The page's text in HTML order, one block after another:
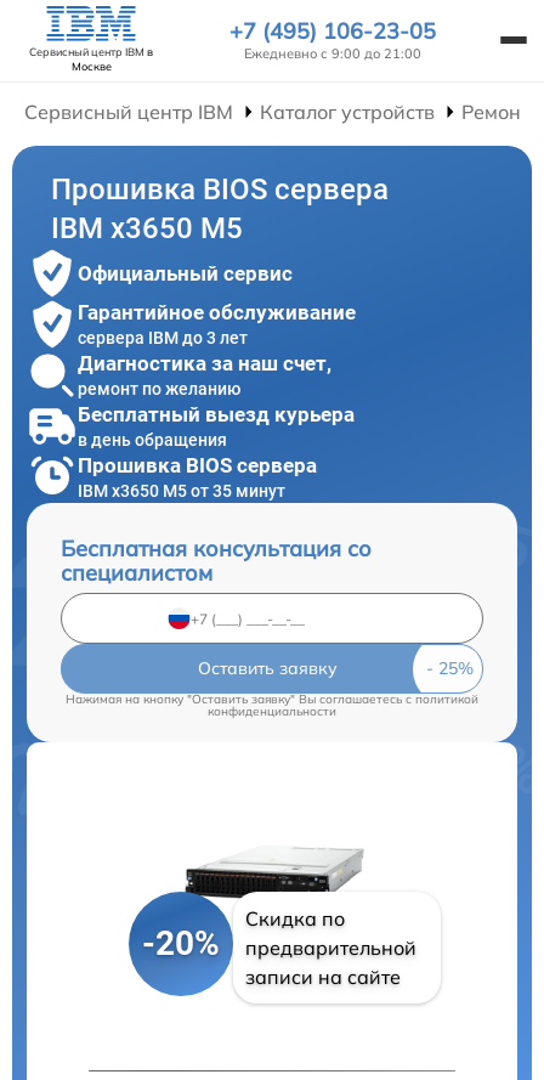
Сервисный центр IBM в
Москве
+7 (495) 106-23-05
Ежедневно с 9:00 до 21:00
Сервисный центр IBM Каталог устройств Ремонт
Прошивка BIOS сервера
IBM x3650 M5
Официальный сервис
Гарантийное обслуживание
сервера IBM до 3 лет
Диагностика за наш счет,
ремонт по желанию
Бесплатный выезд курьера
в день обращения
Прошивка BIOS сервера
IBM x3650 M5 от 35 минут
Бесплатная консультация со
специалистом
Оставить заявку
Нажимая на кнопку "Оставить заявку" Вы соглашаетесь c политикой
конфиденциальности
-20%
Скидка по
предварительной
записи на сайте